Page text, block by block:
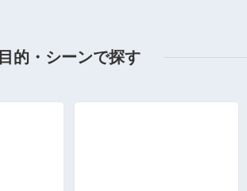
目的・シーンで探す